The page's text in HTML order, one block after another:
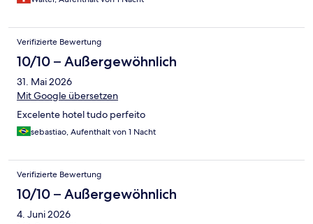
Verifizierte Bewertung
10/10 – Außergewöhnlich
31. Mai 2026
Mit Google übersetzen
Excelente hotel tudo perfeito
sebastiao, Aufenthalt von 1 Nacht
Verifizierte Bewertung
10/10 – Außergewöhnlich
4. Juni 2026